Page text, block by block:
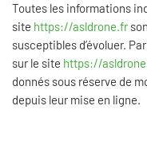
Toutes les informations
site https://asldrone.fr
susceptibles d’évoluer.
sur le site https://
donnés sous réserve de
depuis leur mise en ligne.